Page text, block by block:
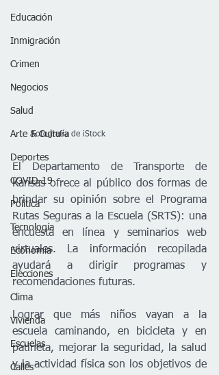
Educación
Inmigración
Crimen
Negocios
Salud
Arte & Cultura
Deportes
COVID-19
Política
Tecnología
Economía
Elecciones
Clima
Vivienda
Escuelas
Calles
       Fotografía de iStock
El Departamento de Transporte de
Kansas ofrece al público dos formas de
brindar su opinión sobre el Programa
Rutas Seguras a la Escuela (SRTS): una
encuesta en línea y seminarios web
virtuales. La información recopilada
ayudará a dirigir programas y
recomendaciones futuras.
Lograr que más niños vayan a la
escuela caminando, en bicicleta y en
patineta, mejorar la seguridad, la salud
y la actividad física son los objetivos de